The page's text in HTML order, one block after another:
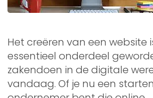
Het creëren van een website
essentieel onderdeel
zakendoen in de digitale
vandaag. Of je nu een